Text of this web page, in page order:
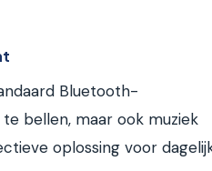
Bluetooth-
bellen, maar ook muziek
oplossing voor